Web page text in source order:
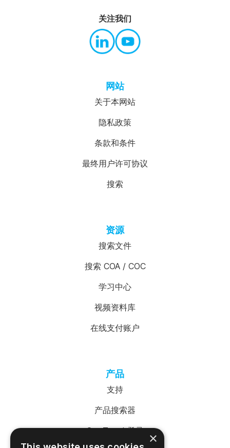
网站
关于本网站
隐私政策
条款和条件
最终用户许可协议
搜索
资源
搜索文件
搜索 COA / COC
学习中心
视频资料库
在线支付账户
产品
支持
产品搜索器
SureTrend 登录
关注我们
×